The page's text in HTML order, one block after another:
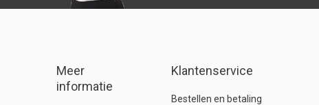
Meer
informatie
Klantenservice
Bestellen en betaling